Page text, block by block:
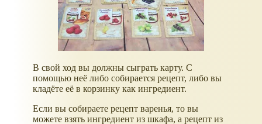
В свой ход вы должны сыграть карту. С
помощью неё либо собирается рецепт, либо вы
кладёте её в корзинку как ингредиент.
Если вы собираете рецепт варенья, то вы
можете взять ингредиент из шкафа, а рецепт из